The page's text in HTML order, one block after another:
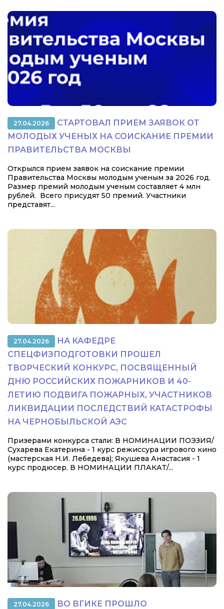
27.04.2026
СТАРТОВАЛ ПРИЕМ ЗАЯВОК ОТ
МОЛОДЫХ УЧЕНЫХ НА СОИСКАНИЕ ПРЕМИИ
ПРАВИТЕЛЬСТВА МОСКВЫ
Открылся прием заявок на соискание премии
Правительства Москвы молодым ученым за 2026 год.
Размер премий молодым ученым составляет 4 млн
рублей. Всего присудят 50 премий. Участники
представят...
27.04.2026
НА КАФЕДРЕ
СПЕЦФИЗПОДГОТОВКИ ПРОШЕЛ
ТВОРЧЕСКИЙ КОНКУРС, ПОСВЯЩЕННЫЙ
ДНЮ РОССИЙСКИХ ПОЖАРНИКОВ И 40-
ЛЕТИЮ ПОДВИГА ПОЖАРНЫХ, УЧАСТНИКОВ
ЛИКВИДАЦИИ ПОСЛЕДСТВИЙ КАТАСТРОФЫ
НА ЧЕРНОБЫЛЬСКОЙ АЭС
Призерами конкурса стали: В НОМИНАЦИИ ПОЭЗИЯ/
Сухарева Екатерина - 1 курс режиссура игрового кино
(мастерская Н.И. Лебедева); Якушева Анастасия - 1
курс продюсер. В НОМИНАЦИИ ПЛАКАТ/...
27.04.2026
ВО ВГИКЕ ПРОШЛО